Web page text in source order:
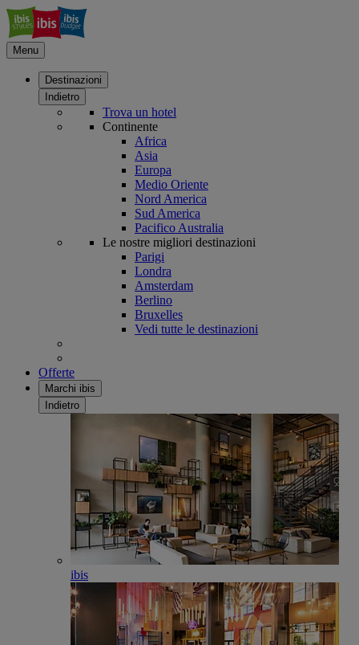
Menu
Destinazioni
Indietro
Trova un hotel
Continente
Africa
Asia
Europa
Medio Oriente
Nord America
Sud America
Pacifico Australia
Le nostre migliori destinazioni
Parigi
Londra
Amsterdam
Berlino
Bruxelles
Vedi tutte le destinazioni
Offerte
Marchi ibis
Indietro
ibis